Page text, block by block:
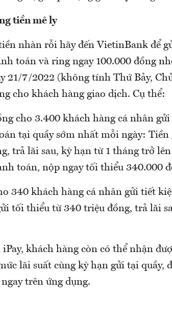
tiền mê ly
nhàn rỗi hãy đến VietinBank để
toán và ring ngay 100.000 đồng
21/7/2022 (không tính Thứ Bảy,
cho khách hàng giao dịch. Cụ thể:
cho 3.400 khách hàng cá nhân
tại quầy sớm nhất mỗi ngày:
trả lãi sau, kỳ hạn từ 1 tháng trở
toán, nộp ngay tối thiểu 340.000
340 khách hàng cá nhân gửi tiết
tối thiểu từ 340 triệu đồng, trả lãi
khách hàng còn có thể nhận
lãi suất cùng kỳ hạn gửi tại quầy,
trên ứng dụng.